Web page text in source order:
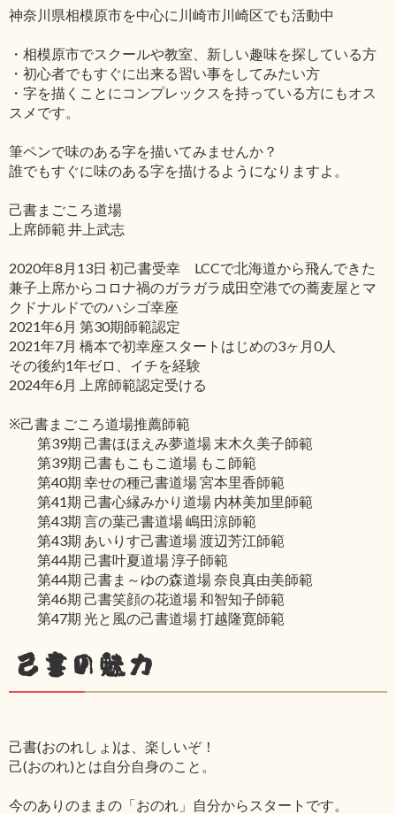
神奈川県相模原市を中心に川崎市川崎区でも活動中
・相模原市でスクールや教室、新しい趣味を探している方
・初心者でもすぐに出来る習い事をしてみたい方
・字を描くことにコンプレックスを持っている方にもオス
スメです。
筆ペンで味のある字を描いてみませんか？
誰でもすぐに味のある字を描けるようになりますよ。
己書まごころ道場
上席師範 井上武志
2020年8月13日 初己書受幸 LCCで北海道から飛んできた
兼子上席からコロナ禍のガラガラ成田空港での蕎麦屋とマ
クドナルドでのハシゴ幸座
2021年6月 第30期師範認定
2021年7月 橋本で初幸座スタートはじめの3ヶ月0人
その後約1年ゼロ、イチを経験
2024年6月 上席師範認定受ける
※己書まごころ道場推薦師範
第39期 己書ほほえみ夢道場 末木久美子師範
第39期 己書もこもこ道場 もこ師範
第40期 幸せの種己書道場 宮本里香師範
第41期 己書心縁みかり道場 内林美加里師範
第43期 言の葉己書道場 嶋田涼師範
第43期 あいりす己書道場 渡辺芳江師範
第44期 己書叶夏道場 淳子師範
第44期 己書ま～ゆの森道場 奈良真由美師範
第46期 己書笑顔の花道場 和智知子師範
第47期 光と風の己書道場 打越隆寛師範
己書の魅力
己書(おのれしょ)は、楽しいぞ！
己(おのれ)とは自分自身のこと。
今のありのままの「おのれ」自分からスタートです。